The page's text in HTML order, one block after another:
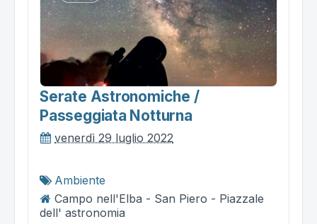
Serate Astronomiche /
Passeggiata Notturna
venerdì 29 luglio 2022
Ambiente
Campo nell'Elba - San Piero - Piazzale
dell' astronomia